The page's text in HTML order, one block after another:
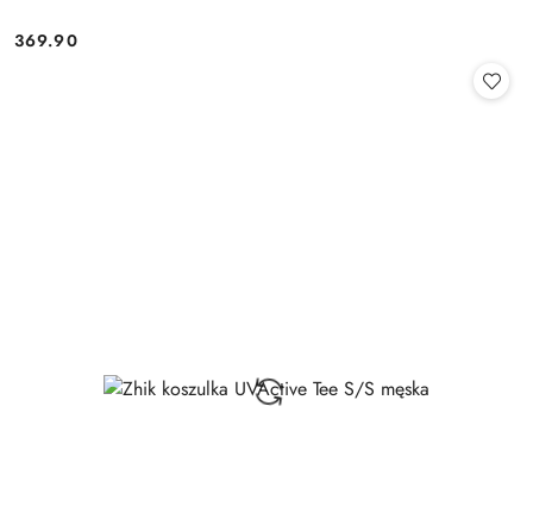
Cena:
369.90